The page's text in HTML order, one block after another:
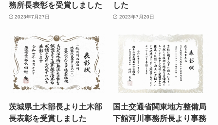
務所長表彰を受賞しました
2023年7月27日
した
2023年7月20日
茨城県土木部長より土木部
長表彰を受賞しました
国土交通省関東地方整備局
下館河川事務所長より事務